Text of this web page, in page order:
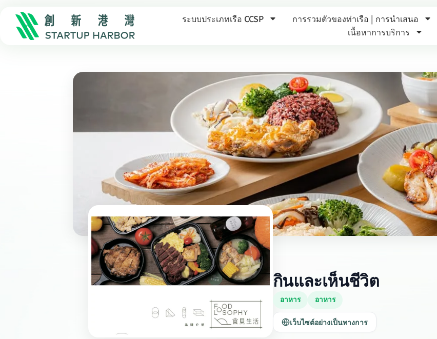
ระบบประเภทเรือ CCSP การรวมตัวของท่าเรือ | การนำเสนอ
เนื้อหาการบริการ
กินและเห็นชีวิต
อาหาร อาหาร
เว็บไซต์อย่างเป็นทางการ